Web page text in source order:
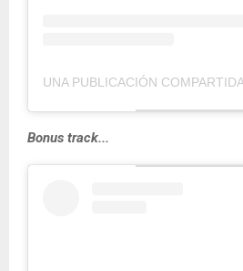
Bonus track...